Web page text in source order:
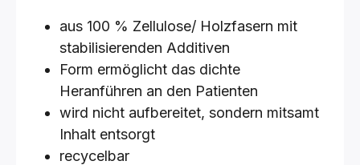
aus 100 % Zellulose/ Holzfasern mit
stabilisierenden Additiven
Form ermöglicht das dichte
Heranführen an den Patienten
wird nicht aufbereitet, sondern mitsamt
Inhalt entsorgt
recycelbar